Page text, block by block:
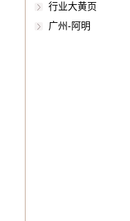
阻、热敏、气敏、湿
功率传感器变频功率
A10VSO、A2FO，定
A10FM/E， 齿轮泵：
4WRLE、4WRDE、
HAS、HNL、HCS、
行业大黄页
广州-阿明